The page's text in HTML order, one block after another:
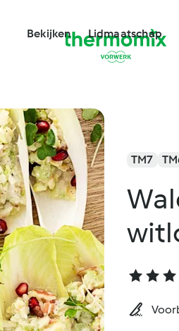
Bekijken Lidmaatschap
TM7